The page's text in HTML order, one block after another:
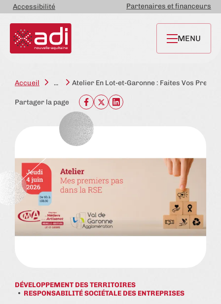
Accessibilité Partenaires et financeurs
MENU
Accueil ... Atelier En Lot-et-Garonne : Faites Vos
Partager la page
DÉVELOPPEMENT DES TERRITOIRES
RESPONSABILITÉ SOCIÉTALE DES ENTREPRISES